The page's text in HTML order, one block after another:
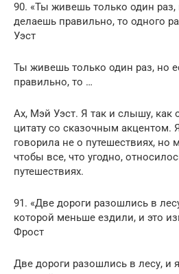
90. «Ты живешь только один
делаешь правильно, то одного
Уэст
Ты живешь только один раз, но
правильно, то …
Ах, Мэй Уэст. Я так и слышу, как
цитату со сказочным акцентом.
говорила не о путешествиях,
чтобы все, что угодно,
путешествиях.
91. «Две дороги разошлись в
которой меньше ездили, и это
Фрост
Две дороги разошлись в лесу, и